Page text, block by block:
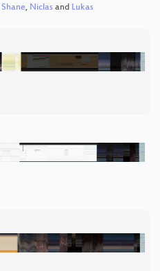
Shane, Niclas and Lukas